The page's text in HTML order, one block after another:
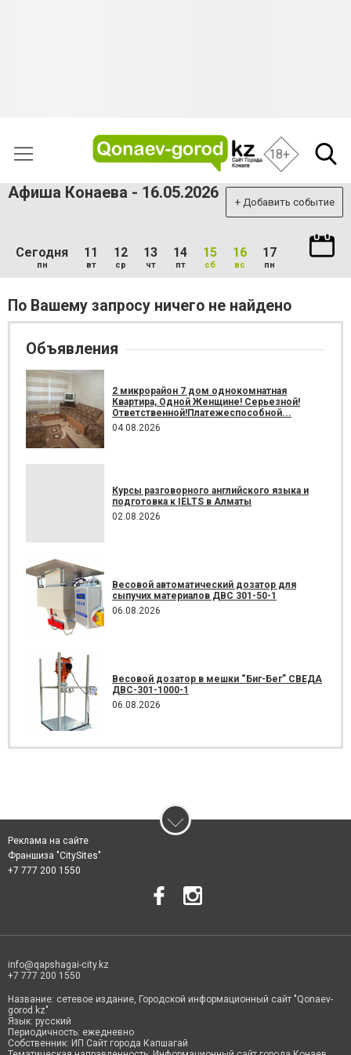
18+
Афиша Конаева - 16.05.2026 + Добавить событие
Сегодня
пн
11
вт
12
ср
13
чт
14
пт
15
сб
16
вс
17
пн
По Вашему запросу ничего не найдено
Объявления
2 микрорайон 7 дом однокомнатная
Квартира, Одной Женщине! Серьезной!
Ответственной!Платежеспособной...
04.08.2026
Курсы разговорного английского языка и
подготовка к IELTS в Алматы
02.08.2026
Весовой автоматический дозатор для
сыпучих материалов ДВС 301-50-1
06.08.2026
Весовой дозатор в мешки “Биг-Бег” СВЕДА
ДВС-301-1000-1
06.08.2026
Реклама на сайте
Франшиза "CitySites"
+7 777 200 1550
info@qapshagai-city.kz
+7 777 200 1550
Название: сетевое издание, Городской информационный сайт "Qonaev-
gorod.kz"
Язык: русский
Периодичность: ежедневно
Собственник: ИП Сайт города Капшагай